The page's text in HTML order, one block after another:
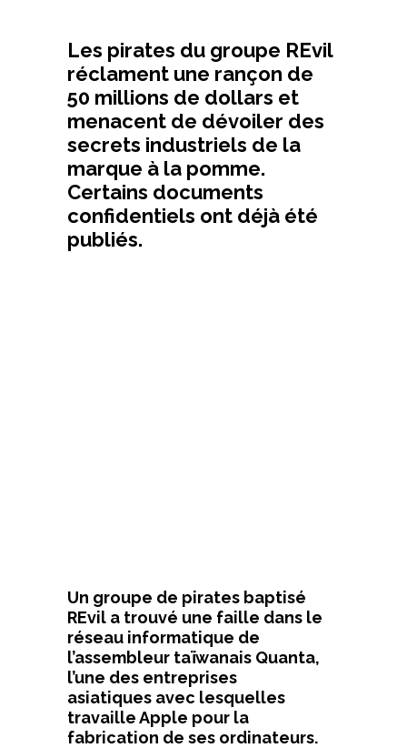
Les pirates du groupe REvil
réclament une rançon de
50 millions de dollars et
menacent de dévoiler des
secrets industriels de la
marque à la pomme.
Certains documents
confidentiels ont déjà été
publiés.
Un groupe de pirates baptisé
REvil a trouvé une faille dans le
réseau informatique de
l’assembleur taïwanais Quanta,
l’une des entreprises
asiatiques avec lesquelles
travaille Apple pour la
fabrication de ses ordinateurs.